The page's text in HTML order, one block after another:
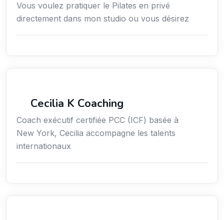
Vous voulez pratiquer le Pilates en privé
directement dans mon studio ou vous désirez
Cecilia K Coaching
Coach exécutif certifiée PCC (ICF) basée à
New York, Cecilia accompagne les talents
internationaux